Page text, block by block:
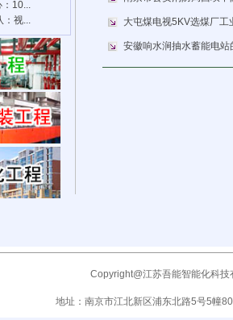
：10...
：视... 大屯煤电视5KV选煤厂
安徽响水涧抽水蓄能电
Copyright@江苏吾能智能化科
地址：南京市江北新区浦东北路5号5幢